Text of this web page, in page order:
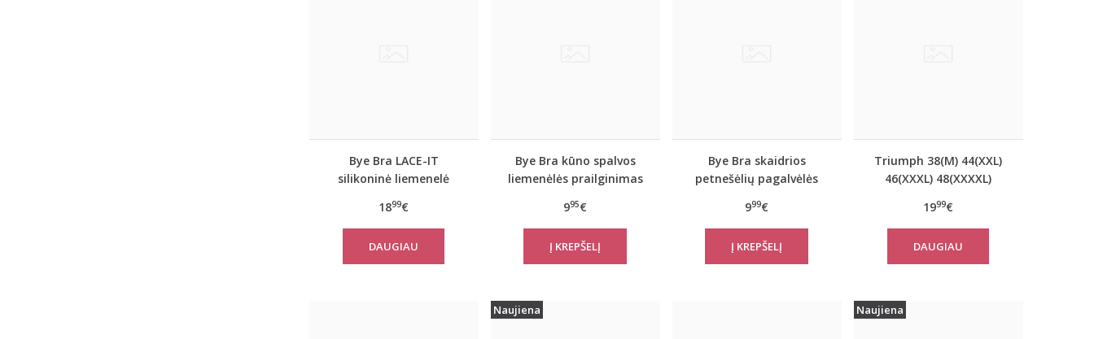
Bye Bra LACE-IT
silikoninė liemenelė
1899€
DAUGIAU
Bye Bra kūno spalvos
liemenėlės prailginimas
995€
Bye Bra skaidrios
petnešėlių pagalvėlės
999€
Triumph 38(M) 44(XXL)
46(XXXL) 48(XXXXL)
marškinėliai Be Pure
Shirt 02
1999€
DAUGIAU
Naujiena Naujiena